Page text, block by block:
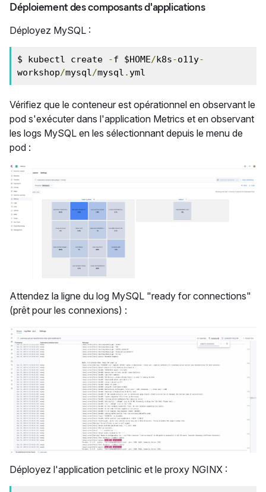
Déploiement des composants d'applications
Déployez MySQL :
$ kubectl create -f $HOME/ k8s-o11y-
workshop/mysql/mysql . yml
Vérifiez que le conteneur est opérationnel en observant le
pod s'exécuter dans l'application Metrics et en observant
les logs MySQL en les sélectionnant depuis le menu de
pod :
Attendez la ligne du log MySQL "ready for connections"
(prêt pour les connexions) :
Déployez l'application petclinic et le proxy NGINX :